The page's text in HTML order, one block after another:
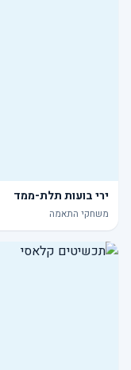
ירי בועות תלת-ממד
משחקי התאמה